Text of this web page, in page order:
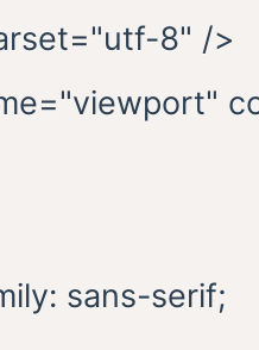
8" />
sans-serif;